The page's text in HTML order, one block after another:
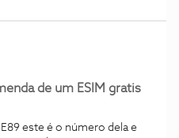
Tenho as faturas pagas, não
de um ESIM gratis
este é o número dela e